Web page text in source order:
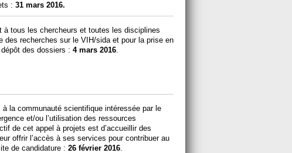
: 31 mars 2016.
à tous les chercheurs et toutes les disciplines
des recherches sur le VIH/sida et pour la prise en
des dossiers : 4 mars 2016.
la communauté scientifique intéressée par le
et/ou l’utilisation des ressources
de cet appel à projets est d’accueillir des
offrir l’accès à ses services pour contribuer au
de candidature : 26 février 2016.